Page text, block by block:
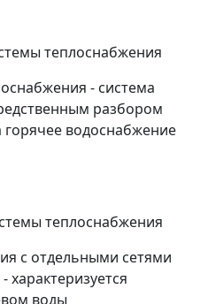
теплоснабжения
- система
разбором
горячее водоснабжение
теплоснабжения
с отдельными сетями
характеризуется
воды